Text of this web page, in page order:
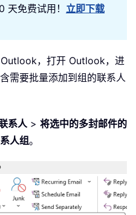
免费试用！ 立即下载
，打开 Outlook，进
需要批量添加到组的联系人
系人 > 将选中的多封邮件的
人组。